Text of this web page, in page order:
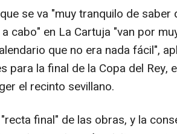
se va "muy tranquilo de saber
cabo" en La Cartuja "van por
que no era nada fácil",
para la final de la Copa del Rey,
el recinto sevillano.
final" de las obras, y la